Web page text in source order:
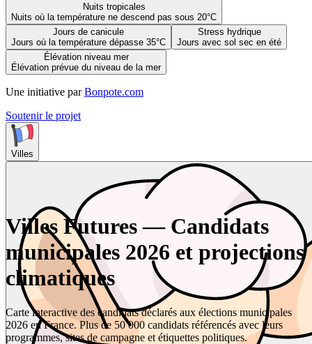
Nuits tropicales
Nuits où la température ne descend pas sous 20°C
Jours de canicule
Jours où la température dépasse 35°C
Stress hydrique
Jours avec sol sec en été
Élévation niveau mer
Élévation prévue du niveau de la mer
Une initiative par Bonpote.com
Soutenir le projet
Villes
Villes Futures — Candidats
municipales 2026 et projections
climatiques
Carte interactive des candidats déclarés aux élections municipales
2026 en France. Plus de 50 000 candidats référencés avec leurs
programmes, sites de campagne et étiquettes politiques.